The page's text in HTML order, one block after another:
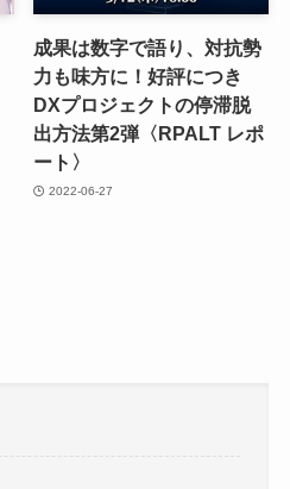
成果は数字で語り、対抗勢
力も味方に！好評につき
DXプロジェクトの停滞脱
出方法第2弾〈RPALT レポ
ート〉
2022-06-27